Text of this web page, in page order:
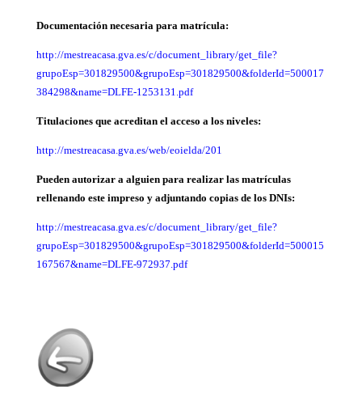
Documentación necesaria para matrícula:
http://mestreacasa.gva.es/c/document_library/get_file?
grupoEsp=301829500&grupoEsp=301829500&folderId=500017
384298&name=DLFE-1253131.pdf
Titulaciones que acreditan el acceso a los niveles:
http://mestreacasa.gva.es/web/eoielda/201
Pueden autorizar a alguien para realizar las matrículas
rellenando este impreso y adjuntando copias de los DNIs:
http://mestreacasa.gva.es/c/document_library/get_file?
grupoEsp=301829500&grupoEsp=301829500&folderId=500015
167567&name=DLFE-972937.pdf